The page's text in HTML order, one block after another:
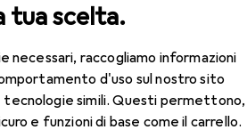
tua scelta.
necessari, raccogliamo informazioni
d'uso sul nostro sito
simili. Questi permettono,
e funzioni di base come il carrello.
Sharkoon Pure Steel RGB
Pure Steel RGB